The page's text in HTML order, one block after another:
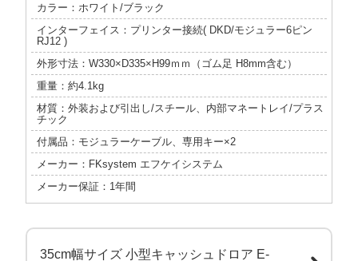
カラー：ホワイト/ブラック
インターフェイス：プリンター接続( DKD/モジュラー6ピン
RJ12 )
外形寸法：W330×D335×H99ｍｍ（ゴム足 H8mm含む）
重量：約4.1kg
材質：外装および引出し/スチール、内部マネートレイ/プラス
チック
付属品：モジュラーケーブル、専用キー×2
メーカー：FKsystem エフケイシステム
メーカー保証：1年間
35cm幅サイズ 小型キャッシュドロア E-